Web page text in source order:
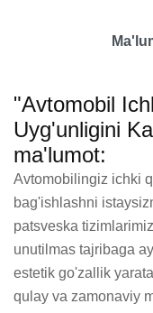
"Avtomobil
Uyg'unligini
ma'lumot:
Avtomobilingiz ichki
bag'ishlashni
patsveska
unutilmas tajribaga
estetik go'zallik
qulay va zamonaviy